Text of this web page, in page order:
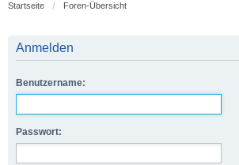
Startseite Foren-Übersicht
Anmelden
Benutzername:
Passwort: